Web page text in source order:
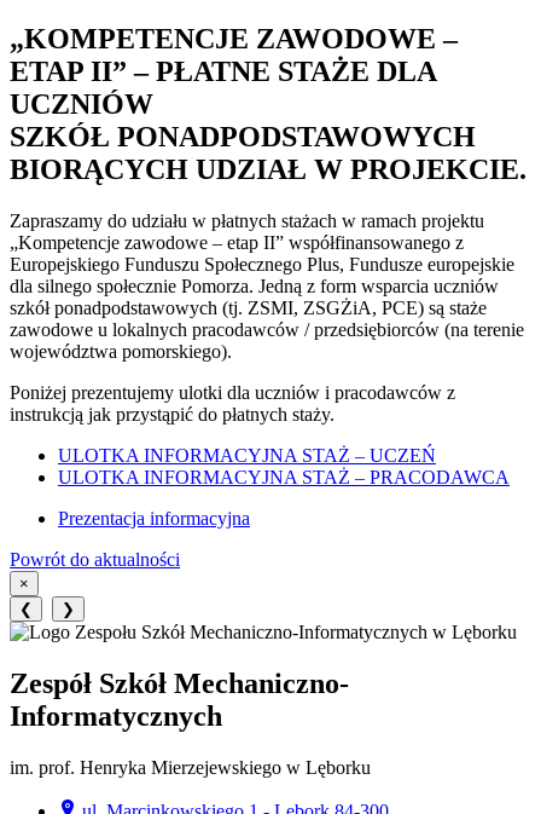
„KOMPETENCJE ZAWODOWE –
ETAP II” – PŁATNE STAŻE DLA
UCZNIÓW
SZKÓŁ PONADPODSTAWOWYCH
BIORĄCYCH UDZIAŁ W PROJEKCIE.
Zapraszamy do udziału w płatnych stażach w ramach projektu
„Kompetencje zawodowe – etap II” współfinansowanego z
Europejskiego Funduszu Społecznego Plus, Fundusze europejskie
dla silnego społecznie Pomorza. Jedną z form wsparcia uczniów
szkół ponadpodstawowych (tj. ZSMI, ZSGŻiA, PCE) są staże
zawodowe u lokalnych pracodawców / przedsiębiorców (na terenie
województwa pomorskiego).
Poniżej prezentujemy ulotki dla uczniów i pracodawców z
instrukcją jak przystąpić do płatnych staży.
ULOTKA INFORMACYJNA STAŻ – UCZEŃ
ULOTKA INFORMACYJNA STAŻ – PRACODAWCA
Prezentacja informacyjna
Powrót do aktualności
×
❮
❯
Zespół Szkół Mechaniczno-
Informatycznych
im. prof. Henryka Mierzejewskiego w Lęborku